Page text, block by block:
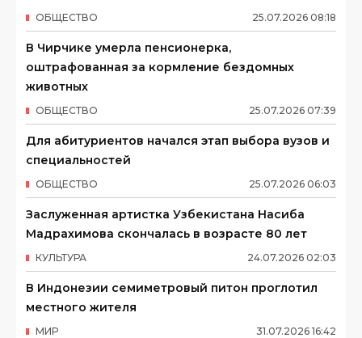
25.07.2026 08:18
ОБЩЕСТВО
В Чирчике умерла пенсионерка,
оштрафованная за кормление бездомных
животных
25.07.2026 07:39
ОБЩЕСТВО
Для абитуриентов начался этап выбора вузов и
специальностей
25.07.2026 06:03
ОБЩЕСТВО
Заслуженная артистка Узбекистана Насиба
Мадрахимова скончалась в возрасте 80 лет
24.07.2026 02:03
КУЛЬТУРА
В Индонезии семиметровый питон проглотил
местного жителя
31.07.2026 16:42
МИР